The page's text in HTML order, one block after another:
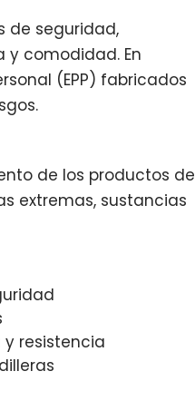
de seguridad,
comodidad. En
(EPP) fabricados
de los productos de
extremas, sustancias
resistencia